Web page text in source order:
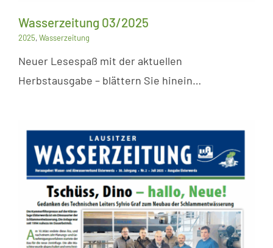
Wasserzeitung 03/2025
2025,Wasserzeitung
Neuer Lesespaß mit der aktuellen
Herbstausgabe – blättern Sie hinein…